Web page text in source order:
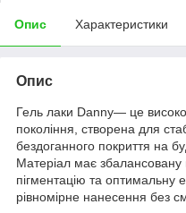
Опис Характеристики
Опис
Гель лаки Danny— це
покоління, створена для
бездоганного покриття на
Матеріал має збалансовану
пігментацію та оптимальну
рівномірне нанесення без